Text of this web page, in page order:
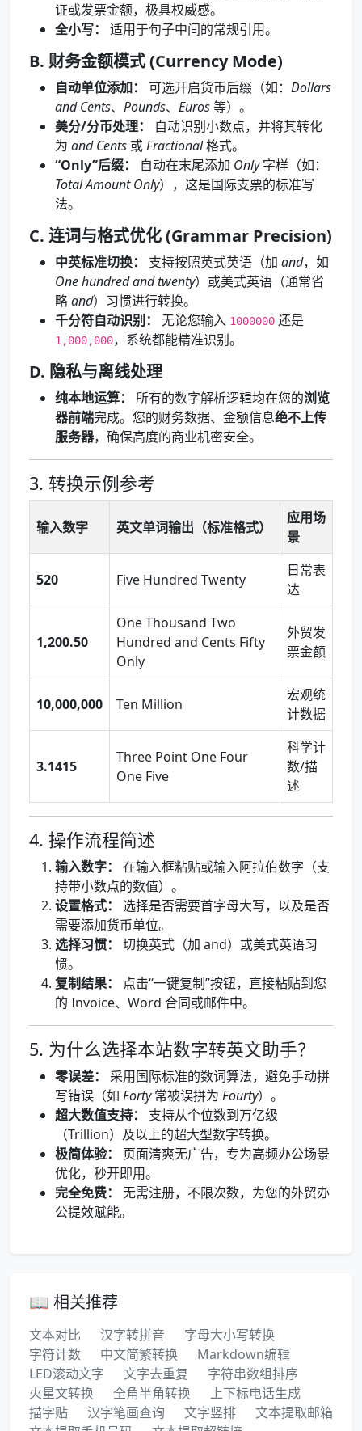
证或发票金额，极具权威感。
全小写：
适用于句子中间的常规引用。
B. 财务金额模式 (Currency Mode)
自动单位添加： 可选开启货币后缀（如： Dollars
and Cents、 Pounds、 Euros等）。
美分/分币处理：
自动识别小数点，并将其转化
为 and Cents 或Fractional格式。
“Only”后缀：
自动在末尾添加 Only字样（如：
Total Amount Only），这是国际支票的标准写
法。
C. 连词与格式优化 (Grammar Precision)
中英标准切换： 支持按照英式英语（加 and，如
One hundred and twenty）或美式英语（通常省
略and）习惯进行转换。
千分符自动识别：
无论您输入 1000000 还是
1,000,000，系统都能精准识别。
D. 隐私与离线处理
纯本地运算： 所有的数字解析逻辑均在您的浏览
器前端完成。您的财务数据、金额信息绝不上传
服务器，确保高度的商业机密安全。
3. 转换示例参考
输入数字 英文单词输出（标准格式）
应用场
景
520 Five Hundred Twenty
日常表
达
1,200.50
One Thousand Two
Hundred and Cents Fifty
Only
外贸发
票金额
10,000,000 Ten Million
宏观统
计数据
3.1415
Three Point One Four
One Five
科学计
数/描
述
4. 操作流程简述
输入数字：
在输入框粘贴或输入阿拉伯数字（支
持带小数点的数值）。
设置格式：
选择是否需要首字母大写，以及是否
需要添加货币单位。
选择习惯：
切换英式（加 and）或美式英语习
惯。
复制结果：
点击“一键复制”按钮，直接粘贴到您
的 Invoice、Word 合同或邮件中。
5. 为什么选择本站数字转英文助手？
零误差：
采用国际标准的数词算法，避免手动拼
写错误（如 Forty常被误拼为 Fourty）。
超大数值支持：
支持从个位数到万亿级
（Trillion）及以上的超大型数字转换。
极简体验：
页面清爽无广告，专为高频办公场景
优化，秒开即用。
完全免费：
无需注册，不限次数，为您的外贸办
公提效赋能。
📖 相关推荐
文本对比 汉字转拼音
字母大小写转换
字符计数
中文简繁转换
Markdown编辑
LED滚动文字
文字去重复
字符串数组排序
火星文转换
全角半角转换
上下标电话生成
描字贴
汉字笔画查询 文字竖排
文本提取邮箱